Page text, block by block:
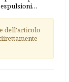
dell'articolo